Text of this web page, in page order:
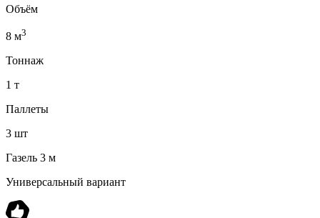
Объём
8 м3
Тоннаж
1 т
Паллеты
3 шт
Газель 3 м
Универсальный вариант